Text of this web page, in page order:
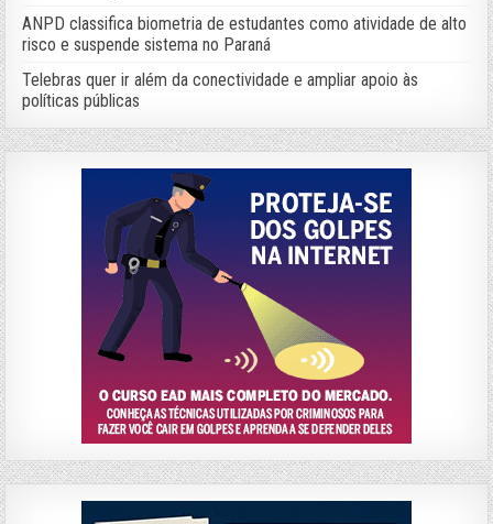
ANPD classifica biometria de estudantes como atividade de alto
risco e suspende sistema no Paraná
Telebras quer ir além da conectividade e ampliar apoio às
políticas públicas